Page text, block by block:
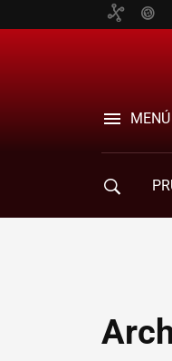
MENÚ